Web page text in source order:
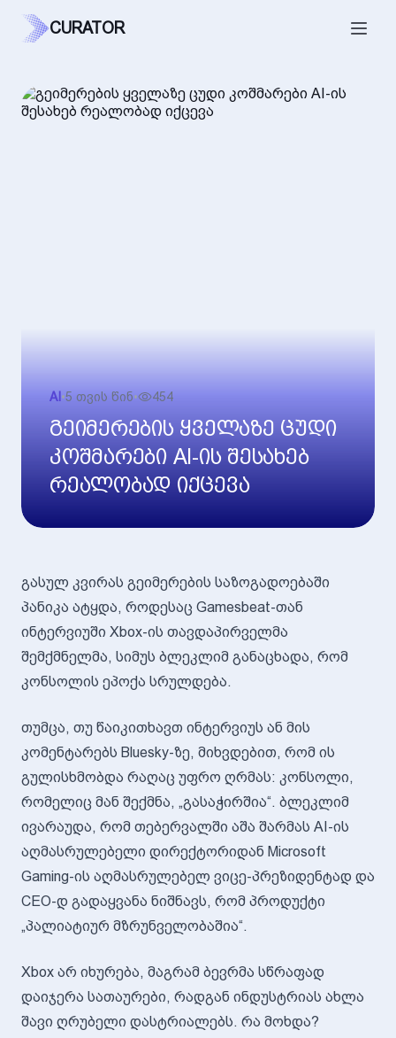
CURATOR
AI •5 თვის წინ• 454
გეიმერების ყველაზე ცუდი
კოშმარები AI-ის შესახებ
რეალობად იქცევა
გასულ კვირას გეიმერების საზოგადოებაში
პანიკა ატყდა, როდესაც Gamesbeat-თან
ინტერვიუში Xbox-ის თავდაპირველმა
შემქმნელმა, სიმუს ბლეკლიმ განაცხადა, რომ
კონსოლის ეპოქა სრულდება.
თუმცა, თუ წაიკითხავთ ინტერვიუს ან მის
კომენტარებს Bluesky-ზე, მიხვდებით, რომ ის
გულისხმობდა რაღაც უფრო ღრმას: კონსოლი,
რომელიც მან შექმნა, „გასაჭირშია“. ბლეკლიმ
ივარაუდა, რომ თებერვალში აშა შარმას AI-ის
აღმასრულებელი დირექტორიდან Microsoft
Gaming-ის აღმასრულებელ ვიცე-პრეზიდენტად და
CEO-დ გადაყვანა ნიშნავს, რომ პროდუქტი
„პალიატიურ მზრუნველობაშია“.
Xbox არ იხურება, მაგრამ ბევრმა სწრაფად
დაიჯერა სათაურები, რადგან ინდუსტრიას ახლა
შავი ღრუბელი დასტრიალებს. რა მოხდა?